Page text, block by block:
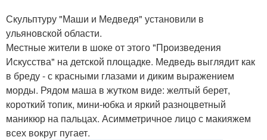
Скульптуру "Маши и Медведя" установили в
ульяновской области.
Местные жители в шоке от этого "Произведения
Искусства" на детской площадке. Медведь выглядит как
в бреду - с красными глазами и диким выражением
морды. Рядом маша в жутком виде: желтый берет,
короткий топик, мини-юбка и яркий разноцветный
маникюр на пальцах. Асимметричное лицо с макияжем
всех вокруг пугает.